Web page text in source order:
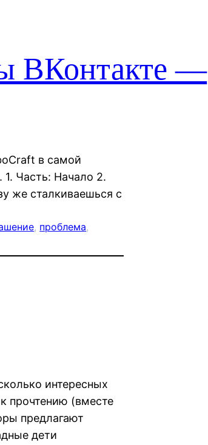
ВКонтакте —
в самой
1. Часть: Начало 2.
же сталкиваешься с
, проблема
интересных
прочтению (вместе
предлагают
дети